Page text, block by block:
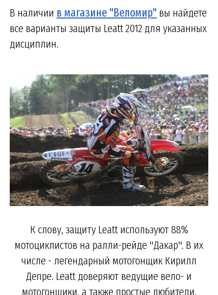
В наличии в магазине "Веломир" вы найдете
все варианты защиты Leatt 2012 для указанных
дисциплин.
К слову, защиту Leatt используют 88%
мотоциклистов на ралли-рейде "Дакар". В их
числе - легендарный мотогонщик Кирилл
Депре. Leatt доверяют ведущие вело- и
мотогонщики, а также простые любители,